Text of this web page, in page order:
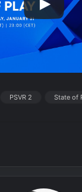
PSVR 2 State of